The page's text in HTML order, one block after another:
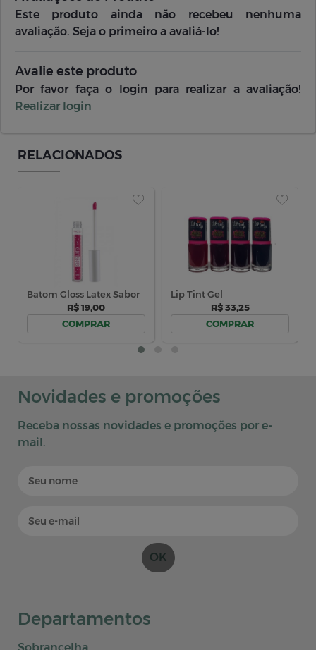
Este produto ainda não recebeu nenhuma
avaliação. Seja o primeiro a avaliá-lo!
Avalie este produto
Por favor faça o login para realizar a avaliação!
Realizar login
RELACIONADOS
Novidades e promoções
Receba nossas novidades e promoções por e-
mail.
OK
Departamentos